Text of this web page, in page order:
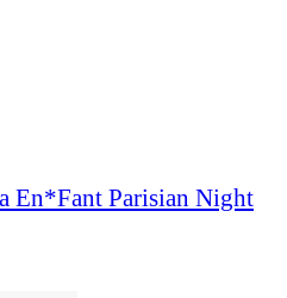
En*Fant Parisian Night